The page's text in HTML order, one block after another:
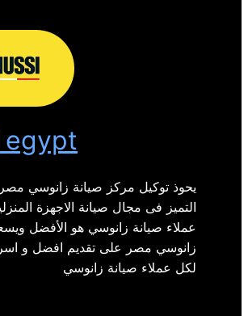
egypt
يحوذ توكيل مركز صيانة زانوسي مصر
التميز فى مجال صيانة الاجهزة
عملاء صيانة زانوسي هو الأفضل
زانوسي مصر على تقديم افضل و
لكل عملاء صيانة زانوسي